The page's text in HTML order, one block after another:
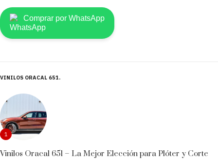
Comprar por WhatsApp
VINILOS ORACAL 651
1
Vinilos Oracal 651 – La Mejor Elección para Plóter y Corte